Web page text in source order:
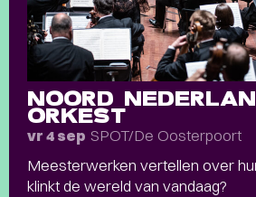
NOORD
ORKEST
vr 4 sep SPOT/De Oosterpoort
Meesterwerken vertellen over
klinkt de wereld van vandaag?